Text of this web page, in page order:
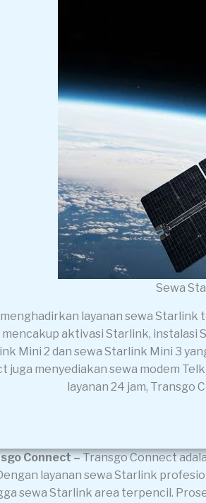
Sewa
layanan sewa
aktivasi Starlink, instalasi
Mini 2 dan sewa Starlink Mini 3
juga menyediakan sewa modem
layanan 24 jam, Transgo
Connect –Transgo Connect
layanan sewa Starlink
sewa Starlink area terpencil.